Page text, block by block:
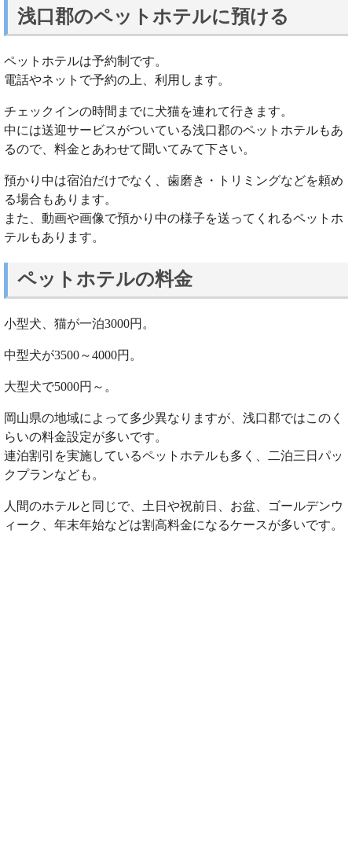
浅口郡のペットホテルに預ける
ペットホテルは予約制です。
電話やネットで予約の上、利用します。
チェックインの時間までに犬猫を連れて行きます。
中には送迎サービスがついている浅口郡のペットホテルもあ
るので、料金とあわせて聞いてみて下さい。
預かり中は宿泊だけでなく、歯磨き・トリミングなどを頼め
る場合もあります。
また、動画や画像で預かり中の様子を送ってくれるペットホ
テルもあります。
ペットホテルの料金
小型犬、猫が一泊3000円。
中型犬が3500～4000円。
大型犬で5000円～。
岡山県の地域によって多少異なりますが、浅口郡ではこのく
らいの料金設定が多いです。
連泊割引を実施しているペットホテルも多く、二泊三日パッ
クプランなども。
人間のホテルと同じで、土日や祝前日、お盆、ゴールデンウ
ィーク、年末年始などは割高料金になるケースが多いです。